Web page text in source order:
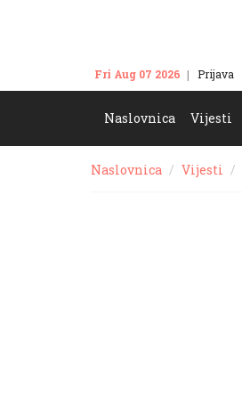
Fri Aug 07 2026 Prijava
Naslovnica Vijesti
Naslovnica Vijesti